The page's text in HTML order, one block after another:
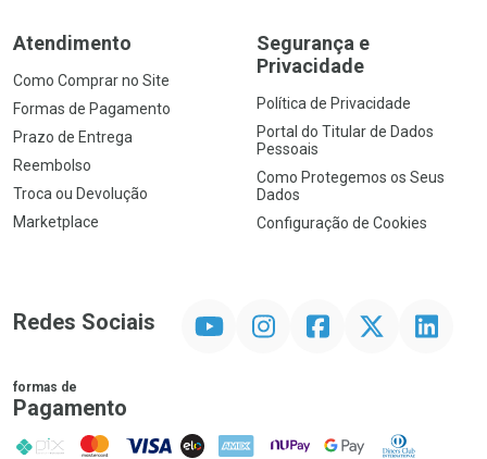
Atendimento
Como Comprar no Site
Formas de Pagamento
Prazo de Entrega
Reembolso
Troca ou Devolução
Marketplace
Segurança e
Privacidade
Política de Privacidade
Portal do Titular de Dados
Pessoais
Como Protegemos os Seus
Dados
Configuração de Cookies
Redes Sociais InstagramFacebookTwitter Linkedin
formas de
Pagamento
PIX MasterCard
VISA ELO AMEX NuPay Google PayDiners Club